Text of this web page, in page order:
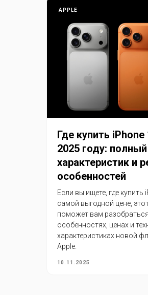
APPLE
Где купить
2025 году:
характеристик и
особенностей
Если вы ищете, где купить
самой выгодной цене,
поможет вам
особенностях, ценах и
характеристиках новой
Apple.
10.11.2025